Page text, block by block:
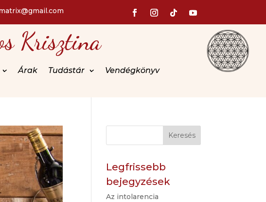
Krisztina
Árak Tudástár
Vendégkönyv
Keresés
Legfrissebb
bejegyzések
Az intolarencia